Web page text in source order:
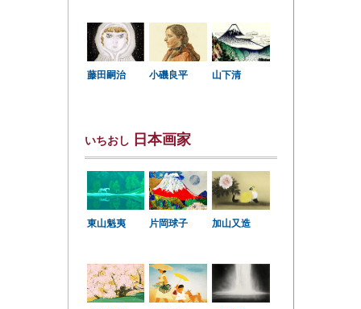
藤田嗣治 小磯良平 山下清
いちおし 日本画家
東山魁夷 片岡球子 加山又造